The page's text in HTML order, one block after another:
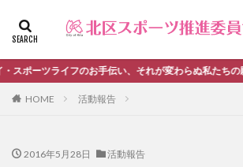
ツライフのお手伝い、それが変わらぬ私たちの願いです
HOME 活動報告
2016年5月28日 活動報告
ファッション デザイン 流行
カテゴリー
＃活動報告 kitacup